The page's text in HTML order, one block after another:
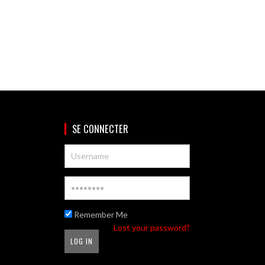
SE CONNECTER
Remember Me
Lost your password?